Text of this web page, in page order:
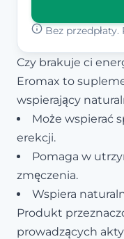
Bez
Czy brakuje ci
Eromax to
wspierający
Może wspierać
erekcji.
Pomaga w
zmęczenia.
Wspiera
Produkt
prowadzących